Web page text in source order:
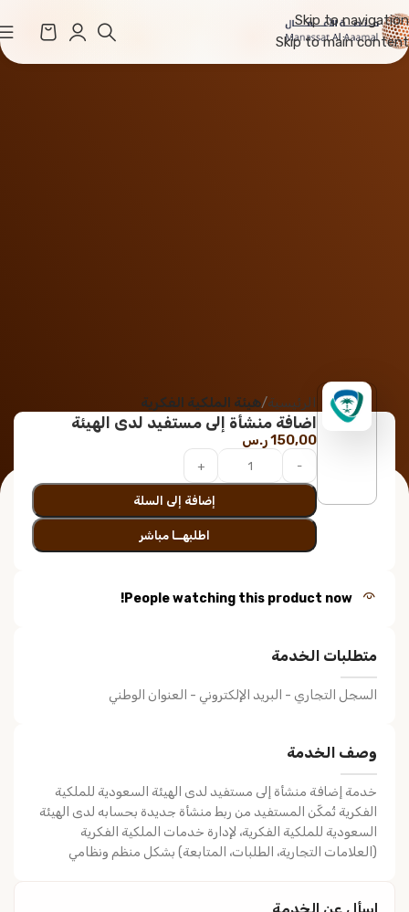
Skip to navigation
Skip to main content
الرئيسية هيئة الملكية الفكرية
اضافة منشأة إلى مستفيد لدى الهيئة
150,00ر.س
إضافة إلى السلة
اطلبهــا مباشر
People watching this product now!
متطلبات الخدمة
السجل التجاري - البريد الإلكتروني - العنوان الوطني
وصف الخدمة
خدمة إضافة منشأة إلى مستفيد لدى الهيئة السعودية للملكية
الفكرية تُمكّن المستفيد من ربط منشأة جديدة بحسابه لدى الهيئة
السعودية للملكية الفكرية، لإدارة خدمات الملكية الفكرية
(العلامات التجارية، الطلبات، المتابعة) بشكل منظم ونظامي